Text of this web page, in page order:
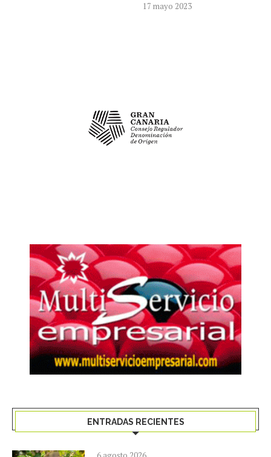
17 mayo 2023
ENTRADAS RECIENTES